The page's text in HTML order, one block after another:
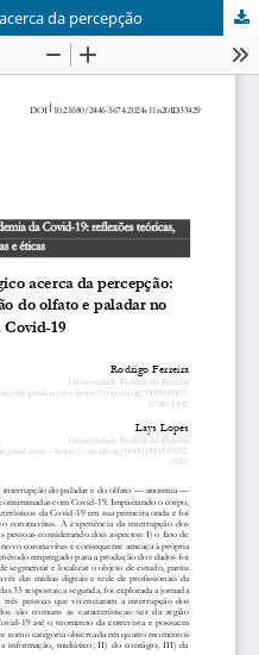
da percepção